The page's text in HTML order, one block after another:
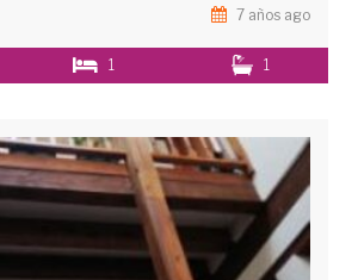
7 años ago
1 1